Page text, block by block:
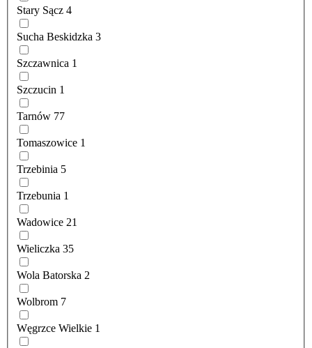
Stary Sącz 4
Sucha Beskidzka 3
Szczawnica 1
Szczucin 1
Tarnów 77
Tomaszowice 1
Trzebinia 5
Trzebunia 1
Wadowice 21
Wieliczka 35
Wola Batorska 2
Wolbrom 7
Węgrzce Wielkie 1